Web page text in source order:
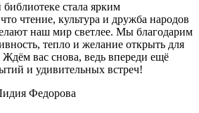
стала ярким
чтение, культура и дружба народов
наш мир светлее. Мы благодарим
тепло и желание открыть для
вас снова, ведь впереди ещё
и удивительных встреч!
Федорова